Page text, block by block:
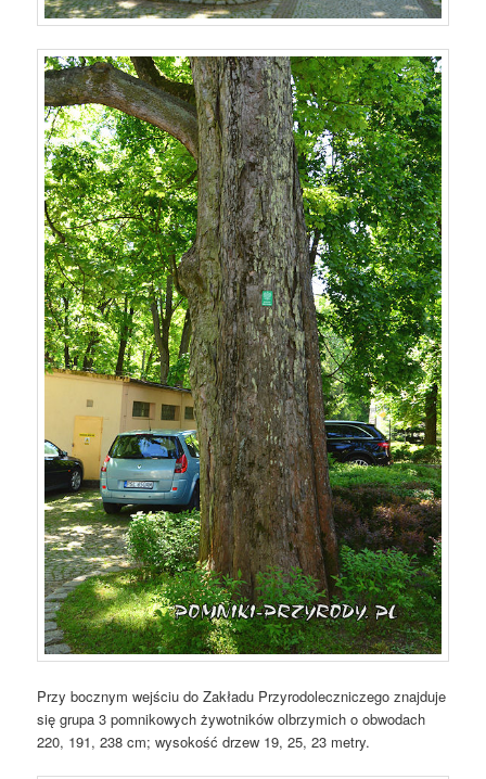
Przy bocznym wejściu do Zakładu Przyrodoleczniczego znajduje
się grupa 3 pomnikowych żywotników olbrzymich o obwodach
220, 191, 238 cm; wysokość drzew 19, 25, 23 metry.